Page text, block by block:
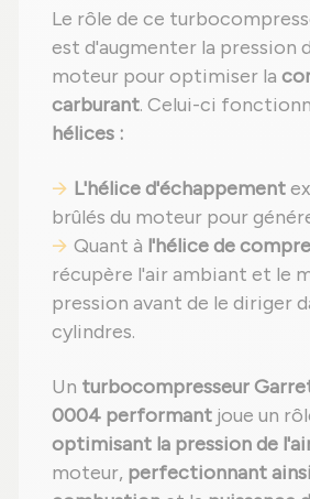
Le rôle de ce
est d'augmenter la pression
moteur pour optimiser la
carburant. Celui-ci
hélices :
L'hélice d'échappement
brûlés du moteur pour
Quant à l'hélice de
récupère l'air ambiant et le
pression avant de le diriger
cylindres.
Un turbocompresseur
0004 performant joue un
optimisant la pression de
moteur, perfectionnant